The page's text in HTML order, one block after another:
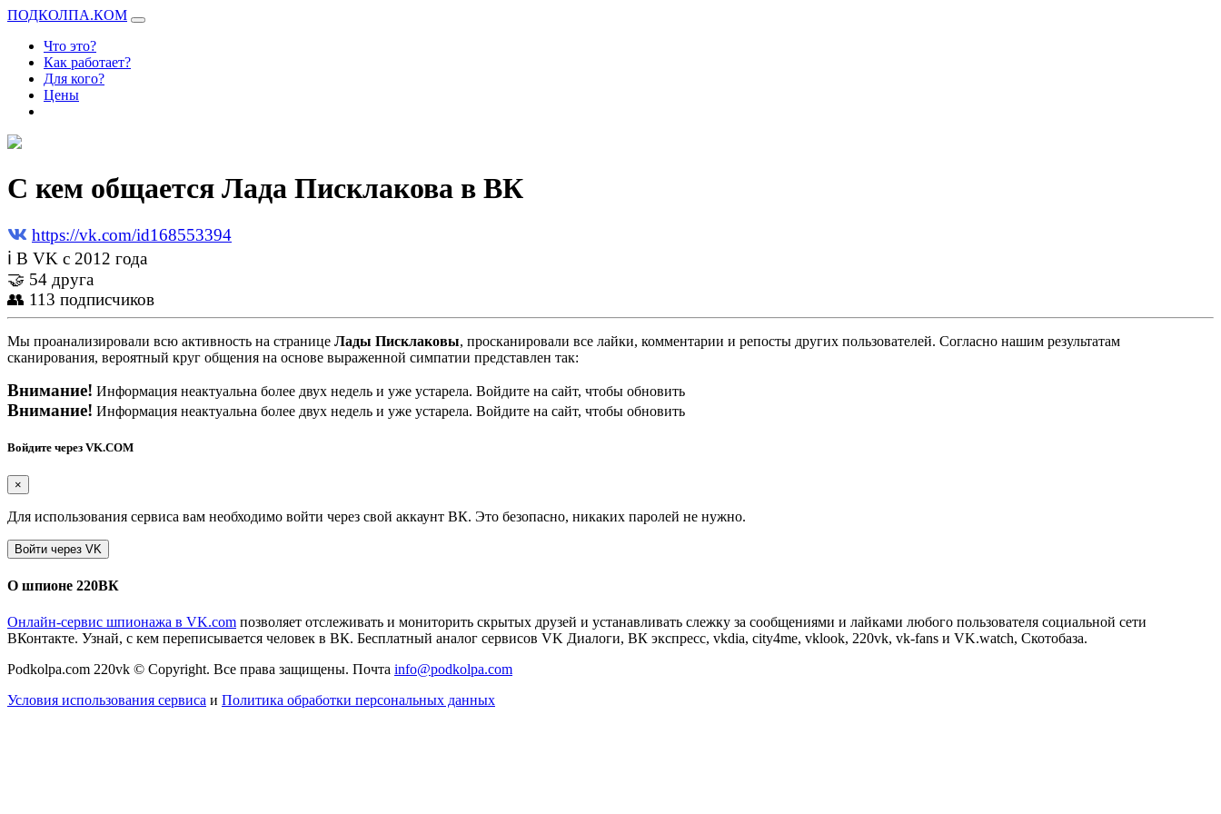
ПОДКОЛПА.КОМ
Что это?
Как работает?
Для кого?
Цены
С кем общается Лада Писклакова в ВК
https://vk.com/id168553394
ℹ В VK с 2012 года
🤝 54 друга
👥 113 подписчиков
Мы проанализировали всю активность на странице Лады Писклаковы, просканировали все лайки, комментарии и репосты других пользователей. Согласно нашим результатам
сканирования, вероятный круг общения на основе выраженной симпатии представлен так:
Внимание! Информация неактуальна более двух недель и уже устарела. Войдите на сайт, чтобы обновить
Внимание! Информация неактуальна более двух недель и уже устарела. Войдите на сайт, чтобы обновить
Войдите через VK.COM
×
Для использования сервиса вам необходимо войти через свой аккаунт ВК. Это безопасно, никаких паролей не нужно.
О шпионе 220ВК
Онлайн-сервис шпионажа в VK.com позволяет отслеживать и мониторить скрытых друзей и устанавливать слежку за сообщениями и лайками любого пользователя социальной сети
ВКонтакте. Узнай, с кем переписывается человек в ВК. Бесплатный аналог сервисов VK Диалоги, ВК экспресс, vkdia, city4me, vklook, 220vk, vk-fans и VK.watch, Скотобаза.
Podkolpa.com 220vk © Copyright. Все права защищены. Почта info@podkolpa.com
Условия использования сервиса и Политика обработки персональных данных